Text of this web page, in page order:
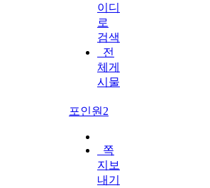
이디
로
검색
전
체게
시물
포인원2
쪽
지보
내기